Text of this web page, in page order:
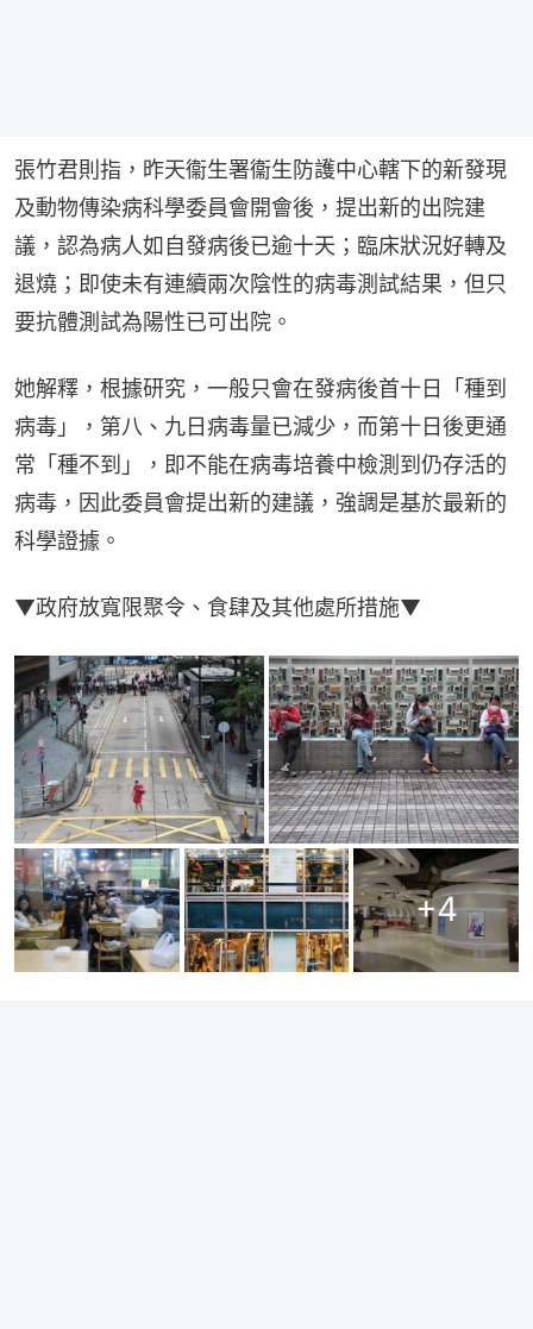
張竹君則指，昨天衞生署衞生防護中心轄下的新發現
及動物傳染病科學委員會開會後，提出新的出院建
議，認為病人如自發病後已逾十天；臨床狀況好轉及
退燒；即使未有連續兩次陰性的病毒測試結果，但只
要抗體測試為陽性已可出院。
她解釋，根據研究，一般只會在發病後首十日「種到
病毒」，第八、九日病毒量已減少，而第十日後更通
常「種不到」，即不能在病毒培養中檢測到仍存活的
病毒，因此委員會提出新的建議，強調是基於最新的
科學證據。
▼政府放寬限聚令、食肆及其他處所措施▼
+4